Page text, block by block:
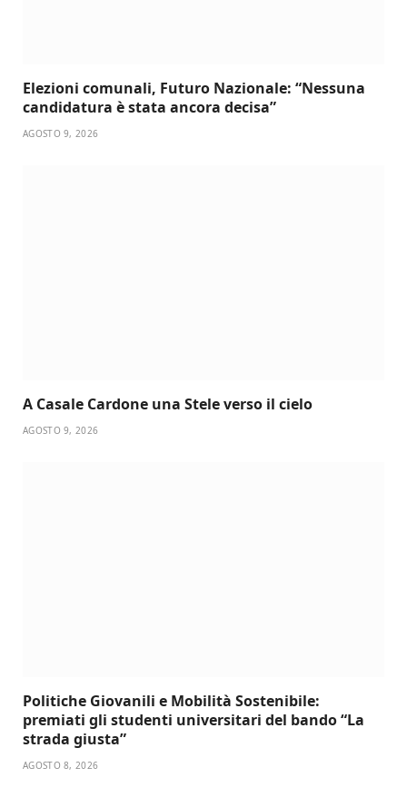
Elezioni comunali, Futuro Nazionale: “Nessuna
candidatura è stata ancora decisa”
AGOSTO 9, 2026
A Casale Cardone una Stele verso il cielo
AGOSTO 9, 2026
Politiche Giovanili e Mobilità Sostenibile:
premiati gli studenti universitari del bando “La
strada giusta”
AGOSTO 8, 2026